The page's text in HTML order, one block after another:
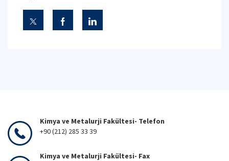
Kimya ve Metalurji Fakültesi- Telefon
+90 (212) 285 33 39
Kimya ve Metalurji Fakültesi- Fax